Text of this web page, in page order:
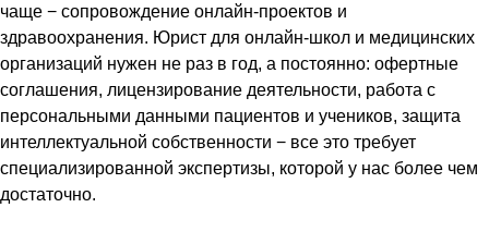
чаще − сопровождение онлайн-проектов и
здравоохранения. Юрист для онлайн-школ и медицинских
организаций нужен не раз в год, а постоянно: офертные
соглашения, лицензирование деятельности, работа с
персональными данными пациентов и учеников, защита
интеллектуальной собственности − все это требует
специализированной экспертизы, которой у нас более чем
достаточно.